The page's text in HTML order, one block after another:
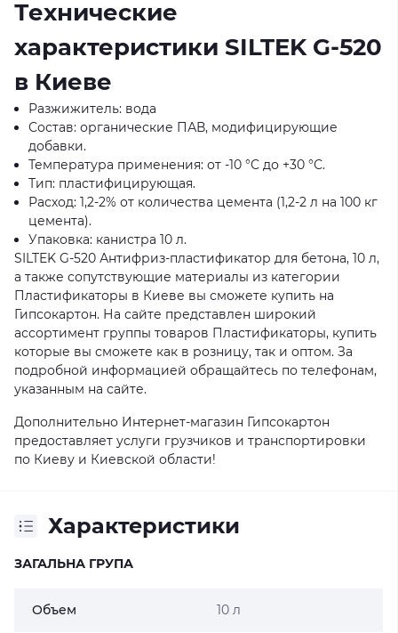
Технические
характеристики SILTEK G-520
в Киеве
Разжижитель: вода
Состав: органические ПАВ, модифицирующие
добавки.
Температура применения: от -10 °С до +30 °С.
Тип: пластифицирующая.
Расход: 1,2-2% от количества цемента (1,2-2 л на 100 кг
цемента).
Упаковка: канистра 10 л.
SILTEK G-520 Антифриз-пластификатор для бетона, 10 л,
а также сопутствующие материалы из категории
Пластификаторы в Киеве вы сможете купить на
Гипсокартон. На сайте представлен широкий
ассортимент группы товаров Пластификаторы, купить
которые вы сможете как в розницу, так и оптом. За
подробной информацией обращайтесь по телефонам,
указанным на сайте.
Дополнительно Интернет-магазин Гипсокартон
предоставляет услуги грузчиков и транспортировки
по Киеву и Киевской области!
Характеристики
ЗАГАЛЬНА ГРУПА
Объем 10 л